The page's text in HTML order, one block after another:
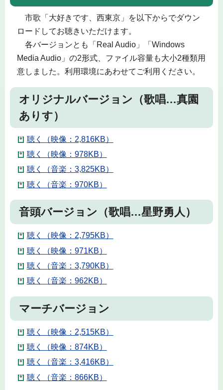
市歌「大好きです、西東京」を以下からでダウン
ロードしてお聴きいただけます。
各バージョンとも「Real Audio」「Windows
Media Audio」の2形式、ファイル容量も大小2種類用
意しました。利用環境にあわせてご利用ください。
オリジナルバージョン（歌唱…真園
ありす）
聴く（映像：2,816KB）
聴く（映像：978KB）
聴く（音楽：3,825KB）
聴く（音楽：970KB）
音頭バージョン（歌唱…星野勇人）
聴く（映像：2,795KB）
聴く（映像：971KB）
聴く（音楽：3,790KB）
聴く（音楽：962KB）
マーチバージョン
聴く（映像：2,515KB）
聴く（映像：874KB）
聴く（音楽：3,416KB）
聴く（音楽：866KB）